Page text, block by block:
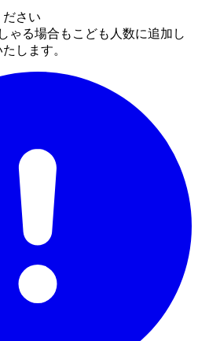
ださい
ゃる場合もこども人数に追加し
します。